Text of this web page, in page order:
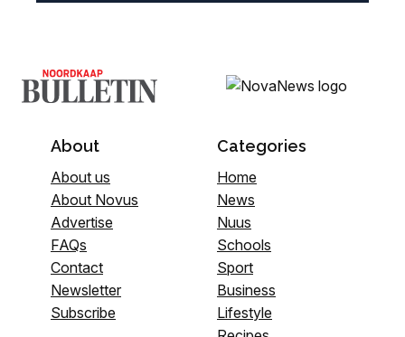
About
About us
About Novus
Advertise
FAQs
Contact
Newsletter
Subscribe
Categories
Home
News
Nuus
Schools
Sport
Business
Lifestyle